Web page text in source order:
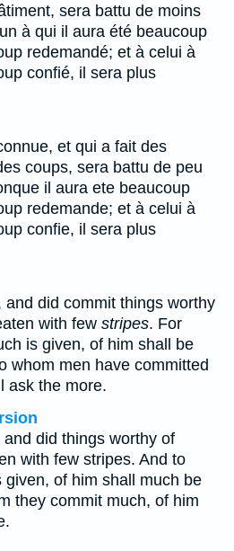
sera battu de moins
à qui il aura été beaucoup
redemandé; et à celui à
confié, il sera plus
et qui a fait des
coups, sera battu de peu
il aura ete beaucoup
redemande; et à celui à
confie, il sera plus
and did commit things worthy
with few stripes. For
is given, of him shall be
whom men have committed
ask the more.
did things worthy of
with few stripes. And to
of him shall much be
they commit much, of him